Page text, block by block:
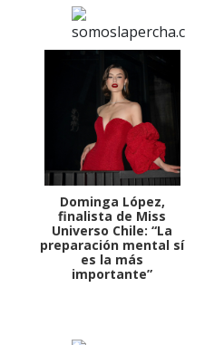
Dominga López,
finalista de Miss
Universo Chile: “La
preparación mental sí
es la más
importante”